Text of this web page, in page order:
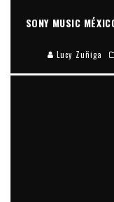
SONY MUSIC
Lucy Zuñiga